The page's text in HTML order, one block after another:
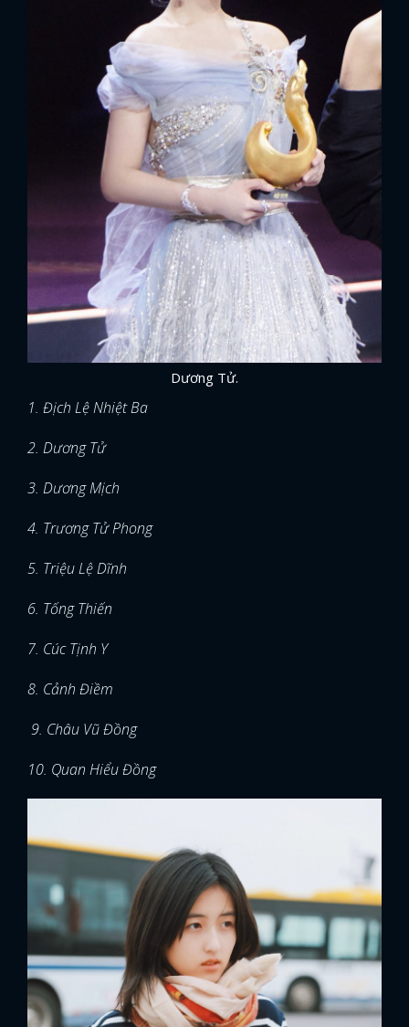
x
ĐĂNG NHẬP
Dương Tử.
1. Địch Lệ Nhiệt Ba
2. Dương Tử
3. Dương Mịch
4. Trương Tử Phong
5. Triệu Lệ Dĩnh
6. Tống Thiến
7. Cúc Tịnh Y
8. Cảnh Điềm
9. Châu Vũ Đồng
10. Quan Hiểu Đồng